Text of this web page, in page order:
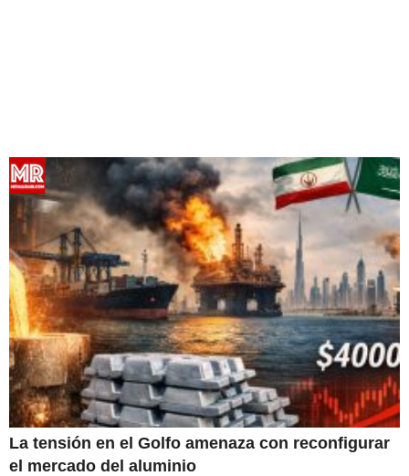
La tensión en el Golfo amenaza con reconfigurar
el mercado del aluminio